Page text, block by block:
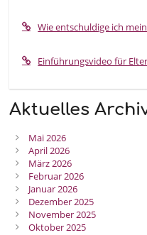
Wie entschuldige ich
Einführungsvideo für
Aktuelles
Mai 2026
April 2026
März 2026
Februar 2026
Januar 2026
Dezember 2025
November 2025
Oktober 2025